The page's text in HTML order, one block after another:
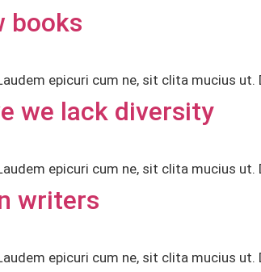
books
epicuri cum ne, sit clita mucius ut.
we lack diversity
epicuri cum ne, sit clita mucius ut.
writers
epicuri cum ne, sit clita mucius ut.